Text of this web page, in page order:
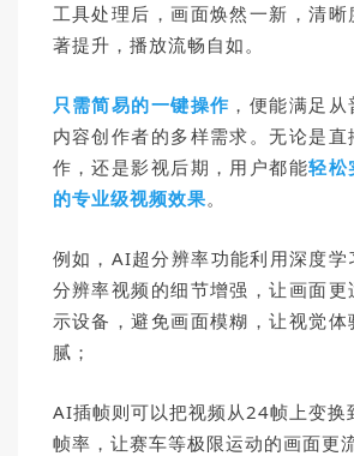
工具处理后，画面焕然一新，清晰
著提升，播放流畅自如。
只需简易的一键操作 ，便能满足
内容创作者的多样需求。无论是直
作，还是影视后期，用户都能轻松
的专业级视频效果。
例如，AI超分辨率功能利用深度学
分辨率视频的细节增强，让画面更
示设备，避免画面模糊，让视觉体
腻；
AI插帧则可以把视频从24帧上变换
帧率，让赛车等极限运动的画面更流